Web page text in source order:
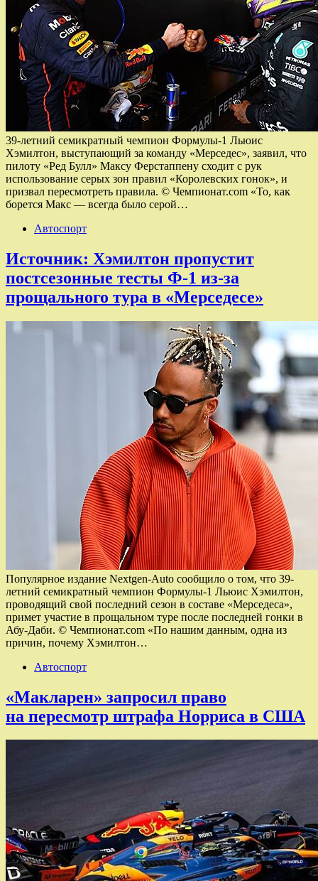
39-летний семикратный чемпион Формулы-1 Льюис
Хэмилтон, выступающий за команду «Мерседес», заявил, что
пилоту «Ред Булл» Максу Ферстаппену сходит с рук
использование серых зон правил «Королевских гонок», и
призвал пересмотреть правила. © Чемпионат.com «То, как
борется Макс — всегда было серой…
Автоспорт
Источник: Хэмилтон пропустит
постсезонные тесты Ф-1 из-за
прощального тура в «Мерседесе»
Популярное издание Nextgen-Auto сообщило о том, что 39-
летний семикратный чемпион Формулы-1 Льюис Хэмилтон,
проводящий свой последний сезон в составе «Мерседеса»,
примет участие в прощальном туре после последней гонки в
Абу-Даби. © Чемпионат.com «По нашим данным, одна из
причин, почему Хэмилтон…
Автоспорт
«Макларен» запросил право
на пересмотр штрафа Норриса в США